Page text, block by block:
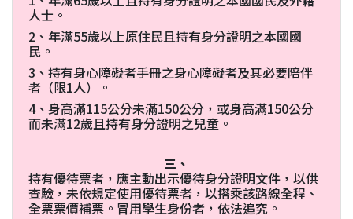
人士。
2、年滿55歲以上原住民且持有身分證明之本國國
民。
3、持有身心障礙者手冊之身心障礙者及其必要陪伴
者（限1人）。
4、身高滿115公分未滿150公分，或身高滿150公分
而未滿12歲且持有身分證明之兒童。
三、
持有優待票者，應主動出示優待身分證明文件，以供
查驗，未依規定使用優待票者，以搭乘該路線全程、
全票票價補票。冒用學生身份者，依法追究。